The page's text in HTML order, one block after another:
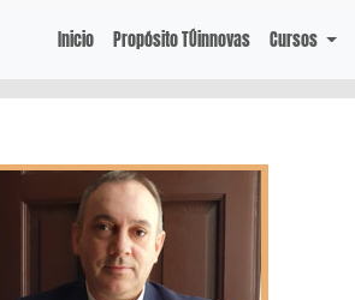
Inicio Propósito TÚinnovas Cursos